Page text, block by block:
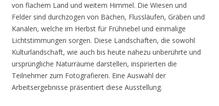
von flachem Land und weitem Himmel. Die Wiesen und
Felder sind durchzogen von Bächen, Flussläufen, Gräben und
Kanälen, welche im Herbst für Frühnebel und einmalige
Lichtstimmungen sorgen. Diese Landschaften, die sowohl
Kulturlandschaft, wie auch bis heute nahezu unberührte und
ursprüngliche Naturräume darstellen, inspirierten die
Teilnehmer zum Fotografieren. Eine Auswahl der
Arbeitsergebnisse präsentiert diese Ausstellung.